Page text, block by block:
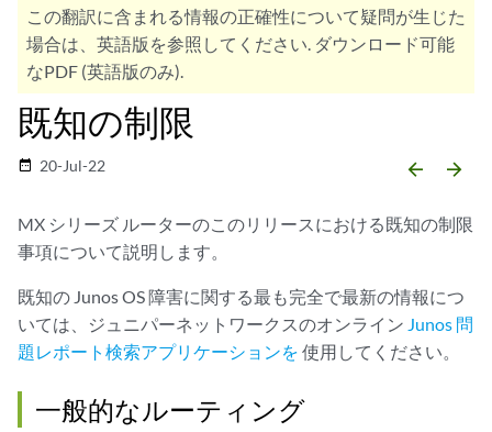
この翻訳に含まれる情報の正確性について疑問が生じた
場合は、英語版を参照してください. ダウンロード可能
なPDF (英語版のみ).
既知の制限
date_range 20-Jul-22 arrow_backward arrow_forward
MX シリーズ ルーターのこのリリースにおける既知の制限
事項について説明します。
既知の Junos OS 障害に関する最も完全で最新の情報につ
いては、ジュニパーネットワークスのオンライン Junos 問
題レポート検索アプリケーションを 使用してください。
一般的なルーティング